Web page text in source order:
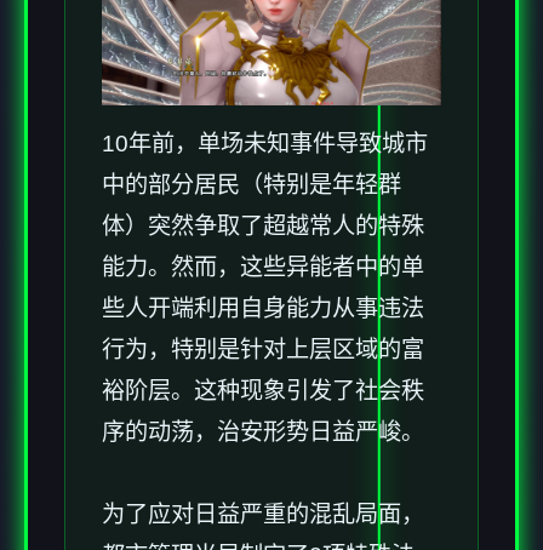
10年前，单场未知事件导致城市
中的部分居民（特别是年轻群
体）突然争取了超越常人的特殊
能力。然而，这些异能者中的单
些人开端利用自身能力从事违法
行为，特别是针对上层区域的富
裕阶层。这种现象引发了社会秩
序的动荡，治安形势日益严峻。
为了应对日益严重的混乱局面，